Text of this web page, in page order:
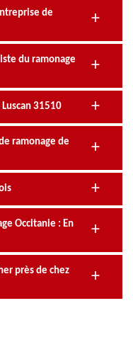
de
du ramonage
31510
ramonage de
Occitanie : En
près de chez